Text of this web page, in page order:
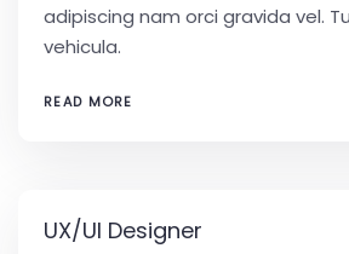
adipiscing nam orci gravida vel.
vehicula.
READ MORE
UX/UI Designer